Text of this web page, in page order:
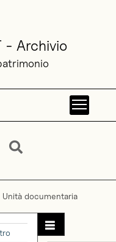
- Archivio
Unità documentaria